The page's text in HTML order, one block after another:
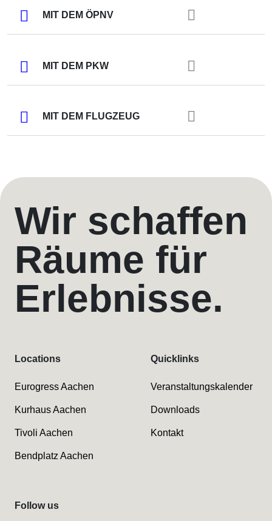
MIT DEM ÖPNV
MIT DEM PKW
MIT DEM FLUGZEUG
Wir schaffen
Räume für
Erlebnisse.
Locations
Eurogress Aachen
Kurhaus Aachen
Tivoli Aachen
Bendplatz Aachen
Quicklinks
Veranstaltungskalender
Downloads
Kontakt
Follow us